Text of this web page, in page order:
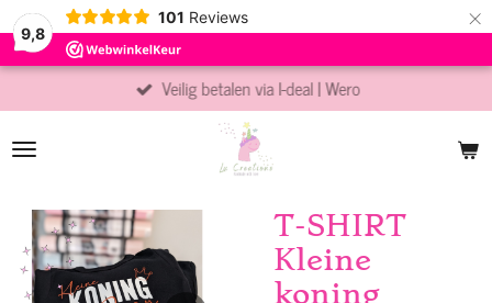
9,8
101 Reviews ×
Veilig betalen via I-deal | Wero
T-SHIRT
Kleine
koning